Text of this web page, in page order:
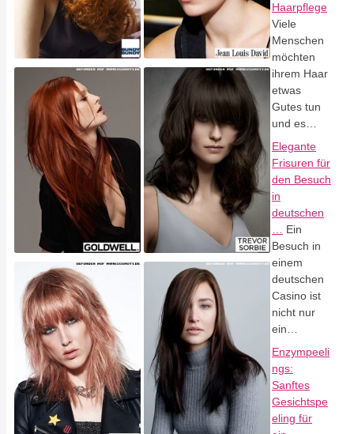
Haarpflege
Viele
Menschen
möchten
ihrem Haar
etwas
Gutes tun
und es…
Elegante
Frisuren für
den Besuch
in
deutschen
Ein
Besuch in
einem
deutschen
Casino ist
nicht nur
ein…
Enzympeeli
ngs:
Sanftes
Gesichtspe
eling für